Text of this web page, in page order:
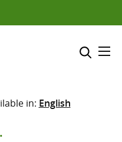
l’emplacement
in: English